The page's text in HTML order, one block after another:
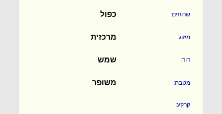
שרותים: כפול
מיזוג: מרכזית
דוד: שמש
מטבח: משופר
קרקע: